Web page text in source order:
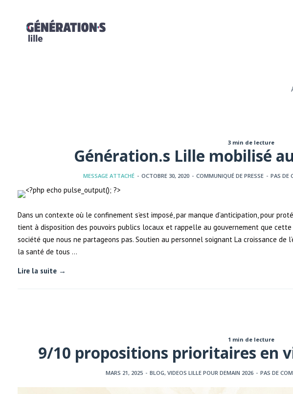
3 min de lecture
Génération.s Lille mobilisé
MESSAGE ATTACHÉ - OCTOBRE 30, 2020 - COMMUNIQUÉ DE PRESSE - PAS DE
Dans un contexte où le confinement s’est imposé, par manque d’anticipation, pour
tient à disposition des pouvoirs publics locaux et rappelle au gouvernement que
société que nous ne partageons pas. Soutien au personnel soignant La croissance de
la santé de tous …
Lire la suite →
1 min de lecture
9/10 propositions prioritaires en
MARS 21, 2025 - BLOG, VIDEOS LILLE POUR DEMAIN 2026 - PAS DE